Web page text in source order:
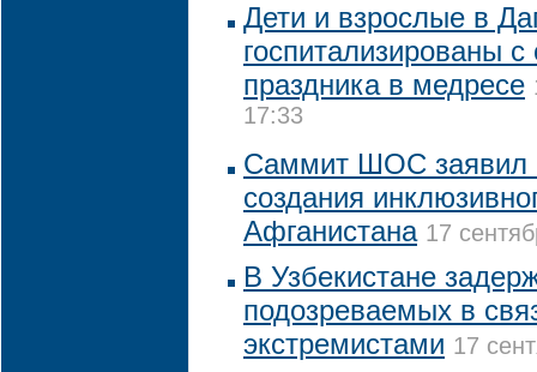
Дети и взрослые в
госпитализированы
праздника в медресе
17:33
Саммит ШОС заявил
создания
Афганистана 17
В Узбекистане
подозреваемых в
экстремистами 17